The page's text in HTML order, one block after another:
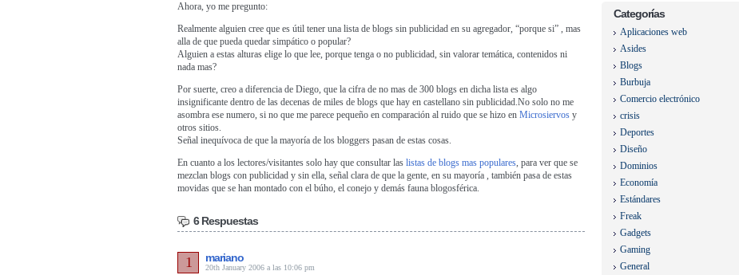
Ahora, yo me pregunto:
Realmente alguien cree que es útil tener una lista de blogs sin publicidad en su agregador, “porque si” , mas
alla de que pueda quedar simpático o popular?
Alguien a estas alturas elige lo que lee, porque tenga o no publicidad, sin valorar temática, contenidos ni
nada mas?
Por suerte, creo a diferencia de Diego, que la cifra de no mas de 300 blogs en dicha lista es algo
insignificante dentro de las decenas de miles de blogs que hay en castellano sin publicidad.No solo no me
asombra ese numero, si no que me parece pequeño en comparación al ruido que se hizo en Microsiervos y
otros sitios.
Señal inequívoca de que la mayoría de los bloggers pasan de estas cosas.
En cuanto a los lectores/visitantes solo hay que consultar las listas de blogs mas populares, para ver que se
mezclan blogs con publicidad y sin ella, señal clara de que la gente, en su mayoría , también pasa de estas
movidas que se han montado con el búho, el conejo y demás fauna blogosférica.
6 Respuestas
mariano
20th January 2006 a las 10:06 pm
1
Categorías
Aplicaciones web
Asides
Blogs
Burbuja
Comercio electrónico
crisis
Deportes
Diseño
Dominios
Economía
Estándares
Freak
Gadgets
Gaming
General